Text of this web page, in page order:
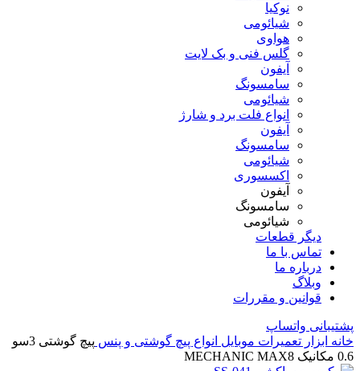
نوکیا
شیائومی
هواوی
گلس فنی و بک لایت
آیفون
سامسونگ
شیائومی
انواع فلت برد و شارژ
آیفون
سامسونگ
شیائومی
اکسسوری
آیفون
سامسونگ
شیائومی
دیگر قطعات
تماس با ما
درباره ما
وبلاگ
قوانین و مقررات
پشتیبانی واتساپ
خانه ابزار تعمیرات موبایل انواع پیچ گوشتی و پنس
پیچ گوشتی 3سو
0.6 مکانیک MECHANIC MAX8